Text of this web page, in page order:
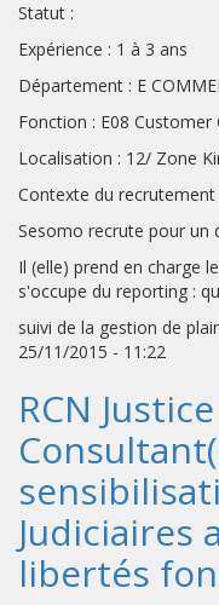
Statut :
Expérience : 1 à 3 ans
Département : E
Fonction : E08 Customer
Localisation : 12/ Zone
Contexte du
Sesomo recrute pour un
Il (elle) prend en charge
s'occupe du reporting :
suivi de la gestion de
25/11/2015 - 11:22
RCN
Judiciaires
libertés